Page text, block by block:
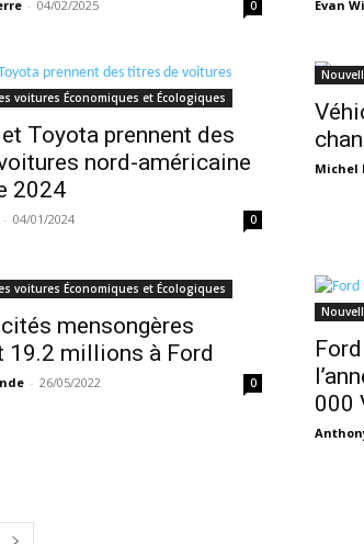
- 04/02/2025 0 Evan
voitures Économiques et Écologiques
Toyota prennent des
nord-américaine
2024
- 04/01/2024 0
Michel
voitures Économiques et Écologiques
mensongères
19.2 millions à Ford
- 26/05/2022 0
000